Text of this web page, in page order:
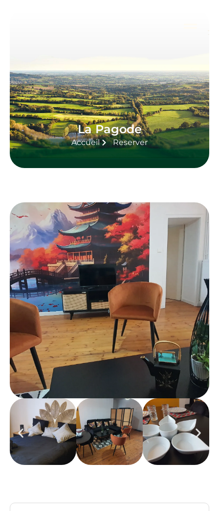
La Pagode
Accueil Reserver